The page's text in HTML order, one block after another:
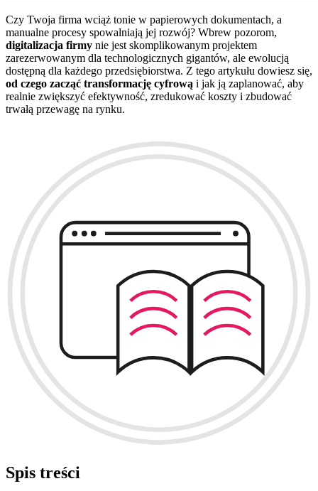
Czy Twoja firma wciąż tonie w papierowych dokumentach, a
manualne procesy spowalniają jej rozwój? Wbrew pozorom,
digitalizacja firmy nie jest skomplikowanym projektem
zarezerwowanym dla technologicznych gigantów, ale ewolucją
dostępną dla każdego przedsiębiorstwa. Z tego artykułu dowiesz się,
od czego zacząć transformację cyfrową i jak ją zaplanować, aby
realnie zwiększyć efektywność, zredukować koszty i zbudować
trwałą przewagę na rynku.
Spis treści